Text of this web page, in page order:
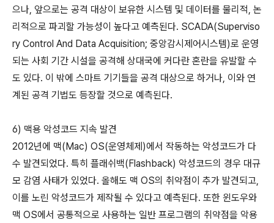
으나, 앞으로는 공격 대상이 보유한 시스템 및 데이터를 물리적, 논
리적으로 파괴할 가능성이 높다고 예측된다. SCADA(Superviso
ry Control And Data Acquisition; 중앙감시제어시스템)로 운영
되는 사회 기간 시설을 공격해 상대국에 커다란 혼란을 유발할 수
도 있다. 이 밖에 스마트 기기들을 공격 대상으로 하거나, 이와 연
계된 공격 기법도 등장할 것으로 예측된다.
6) 맥용 악성코드 지속 발견
2012년에 맥(Mac) OS(운영체제)에서 작동하는 악성코드가 다
수 발견되었다. 특히 플래쉬백(Flashback) 악성코드의 경우 대규
모 감염 사태가 있었다. 올해도 맥 OS의 취약점이 추가 발견되고,
이를 노린 악성코드가 제작될 수 있다고 예측된다. 또한 윈도우와
맥 OS에서 공통적으로 사용하는 일반 프로그램의 취약점을 악용